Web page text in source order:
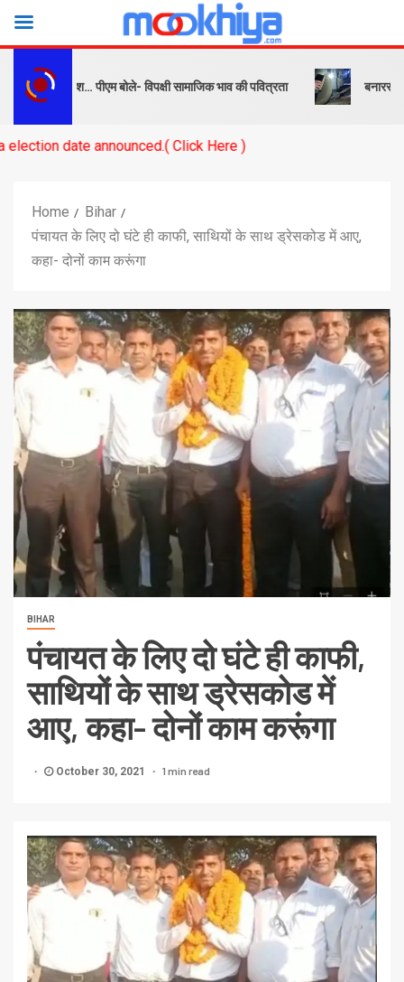
और संदेश… पीएम बोले- विपक्षी सामाजिक भाव की पवित्रता बनारस स्टेशन के
announced.( Click Here )
Home
Bihar
पंचायत के लिए दो घंटे ही काफी, साथियों के साथ ड्रेसकोड में आए,
कहा- दोनों काम करूंगा
BIHAR
पंचायत के लिए दो घंटे ही काफी,
साथियों के साथ ड्रेसकोड में
आए, कहा- दोनों काम करूंगा
October 30, 2021 1 min read